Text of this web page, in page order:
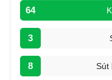
64
3
8 Sút